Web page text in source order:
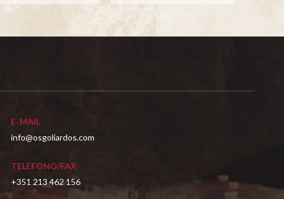
E-MAIL
info@osgoliardos.com
TELEFONO/FAX
+351 213 462 156